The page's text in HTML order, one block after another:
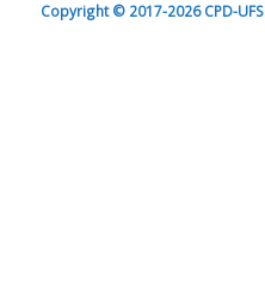
Copyright © 2017-2026 CPD-